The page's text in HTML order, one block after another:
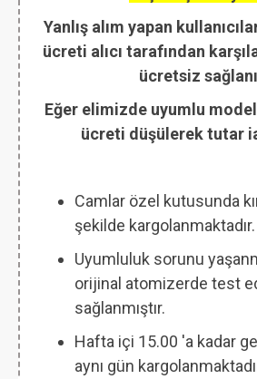
Yanlış alım yapan
ücreti alıcı tarafından
ücretsiz
Eğer elimizde uyumlu
ücreti düşülerek tutar
Camlar özel kutusunda
şekilde kargolanmaktadır.
Uyumluluk sorunu
orijinal atomizerde test
sağlanmıştır.
Hafta içi 15.00 'a kadar
aynı gün